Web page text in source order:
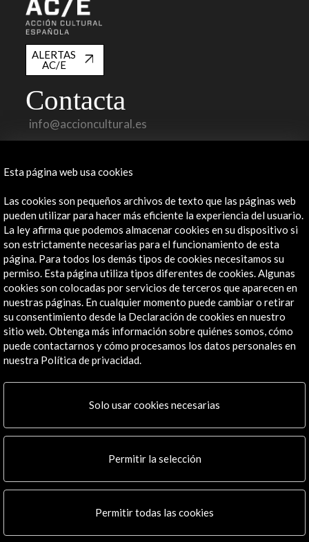
ALERTAS
AC/E
Contacta
info@accioncultural.es
José Abascal, 4 - 4º
Canales de contacto
Explora
Institucional
Actividades
Programa PICE
Residencias
Noticias
Multimedia
Boletín digital
Logo y crédito a AC/E
Conecta
X (Twitter)
Esta página web usa cookies
Las cookies son pequeños archivos de texto que las páginas web
pueden utilizar para hacer más eficiente la experiencia del usuario.
La ley afirma que podemos almacenar cookies en su dispositivo si
son estrictamente necesarias para el funcionamiento de esta
página. Para todos los demás tipos de cookies necesitamos su
permiso. Esta página utiliza tipos diferentes de cookies. Algunas
cookies son colocadas por servicios de terceros que aparecen en
nuestras páginas. En cualquier momento puede cambiar o retirar
su consentimiento desde la Declaración de cookies en nuestro
sitio web. Obtenga más información sobre quiénes somos, cómo
puede contactarnos y cómo procesamos los datos personales en
nuestra Política de privacidad.
Solo usar cookies necesarias
Permitir la selección
Permitir todas las cookies